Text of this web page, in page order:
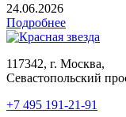
24.06.2026
Подробнее
117342, г. Москва,
Севастопольский
+7 495 191-21-91